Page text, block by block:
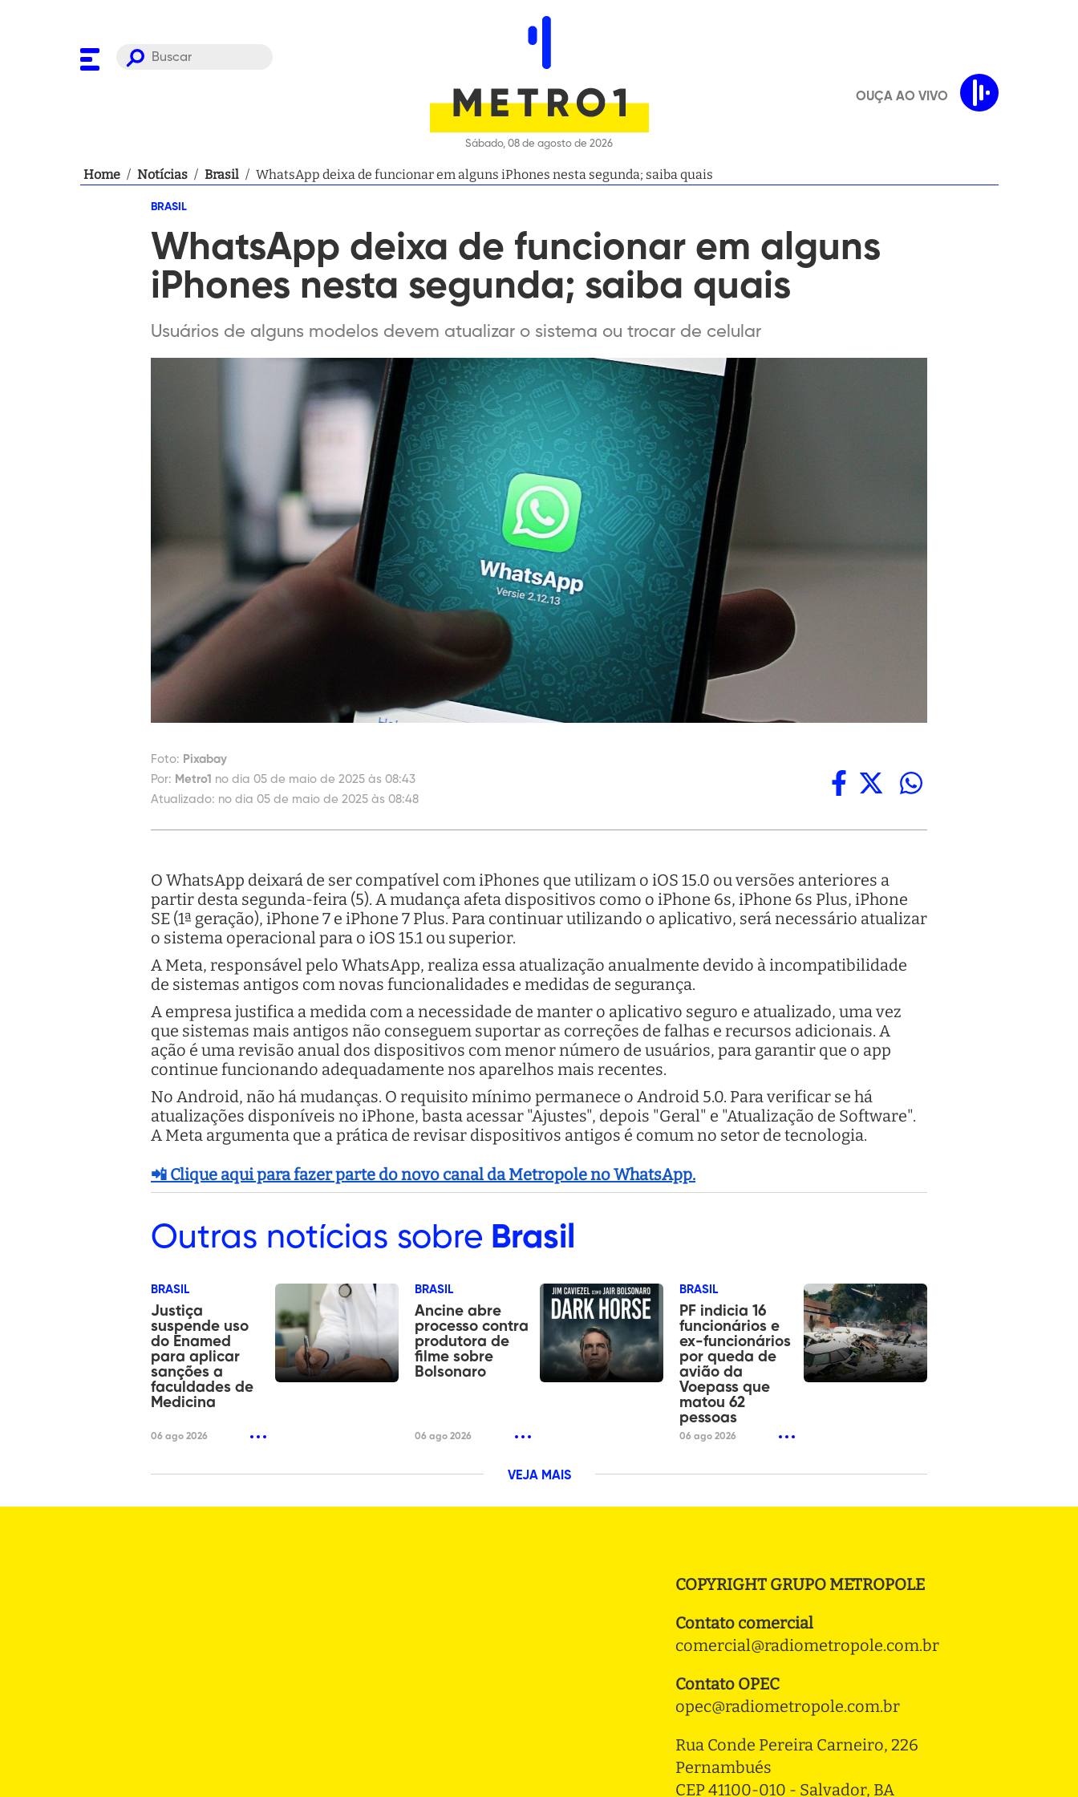
Sábado, 08 de agosto de 2026
OUÇA AO VIVO
Home / Notícias / Brasil / WhatsApp deixa de funcionar em alguns iPhones nesta segunda; saiba quais
BRASIL
WhatsApp deixa de funcionar em alguns
iPhones nesta segunda; saiba quais
Usuários de alguns modelos devem atualizar o sistema ou trocar de celular
Foto: Pixabay
Por: Metro1 no dia 05 de maio de 2025 às 08:43
Atualizado: no dia 05 de maio de 2025 às 08:48
O WhatsApp deixará de ser compatível com iPhones que utilizam o iOS 15.0 ou versões anteriores a
partir desta segunda-feira (5). A mudança afeta dispositivos como o iPhone 6s, iPhone 6s Plus, iPhone
SE (1ª geração), iPhone 7 e iPhone 7 Plus. Para continuar utilizando o aplicativo, será necessário atualizar
o sistema operacional para o iOS 15.1 ou superior.
A Meta, responsável pelo WhatsApp, realiza essa atualização anualmente devido à incompatibilidade
de sistemas antigos com novas funcionalidades e medidas de segurança.
A empresa justifica a medida com a necessidade de manter o aplicativo seguro e atualizado, uma vez
que sistemas mais antigos não conseguem suportar as correções de falhas e recursos adicionais. A
ação é uma revisão anual dos dispositivos com menor número de usuários, para garantir que o app
continue funcionando adequadamente nos aparelhos mais recentes.
No Android, não há mudanças. O requisito mínimo permanece o Android 5.0. Para verificar se há
atualizações disponíveis no iPhone, basta acessar "Ajustes", depois "Geral" e "Atualização de Software".
A Meta argumenta que a prática de revisar dispositivos antigos é comum no setor de tecnologia.
📲 Clique aqui para fazer parte do novo canal da Metropole no WhatsApp.
Outras notícias sobre Brasil
BRASIL
Justiça
suspende uso
do Enamed
para aplicar
sanções a
faculdades de
Medicina
06 ago 2026
BRASIL
Ancine abre
processo contra
produtora de
filme sobre
Bolsonaro
06 ago 2026
BRASIL
PF indicia 16
funcionários e
ex-funcionários
por queda de
avião da
Voepass que
matou 62
pessoas
06 ago 2026
VEJA MAIS
COPYRIGHT GRUPO METROPOLE
Contato comercial
comercial@radiometropole.com.br
Contato OPEC
opec@radiometropole.com.br
Rua Conde Pereira Carneiro, 226
Pernambués
CEP 41100-010 - Salvador, BA